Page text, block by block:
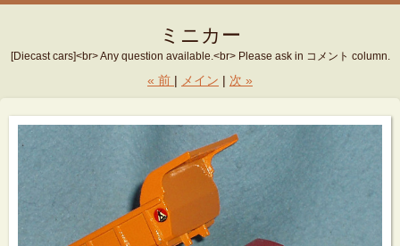
ミニカー
[Diecast cars]<br> Any question available.<br> Please ask in コメント column.
« 前 メイン 次 »